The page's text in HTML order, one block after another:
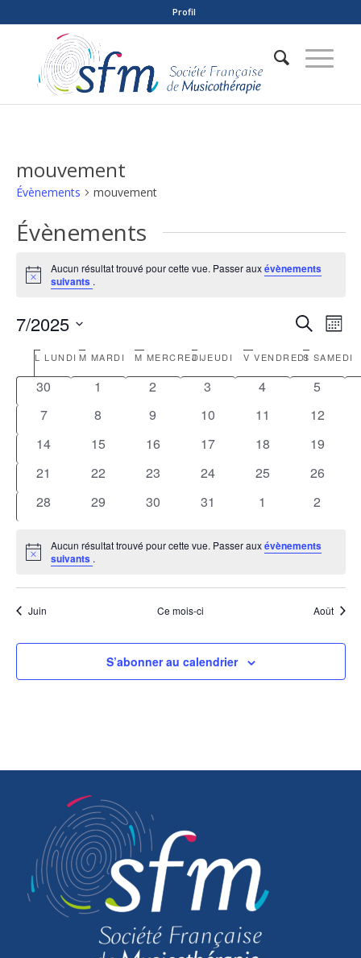
Profil
mouvement
Évènements mouvement
Évènements
Notice
Aucun résultat trouvé pour cette vue. Passer auxévènements
suivants .
et
de
vues
Recherche
de
Mois
7/2025
Sélectionnez
date.
Calendrier
de
Évènements
L LUNDI M MARDI M MERCREDI
JJEUDI VVENDREDI
S SAMEDI
0
30
0
1
0
2
0
3
0
4
0
5
0
7
0
8
0
9
0
10
0
11
0
12
0
14
0
15
0
16
0
17
0
18
0
19
0
21
0
22
0
23
0
24
0
25
0
26
0
28
0
29
0
30
0
31
0
1
0
2
Notice
Aucun résultat trouvé pour cette vue. Passer auxévènements
suivants .
Juin Ce mois-ci Août
S’abonner au calendrier